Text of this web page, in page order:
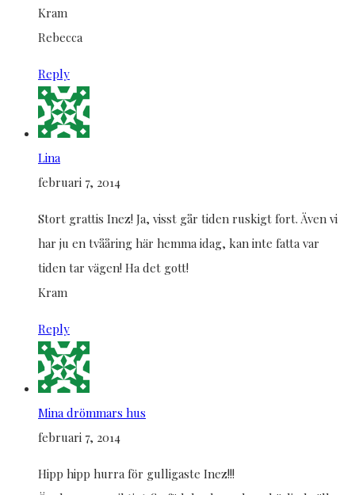
Kram
Rebecca
Reply
Lina
februari 7, 2014
Stort grattis Inez! Ja, visst går tiden ruskigt fort. Även vi
har ju en tvååring här hemma idag, kan inte fatta var
tiden tar vägen! Ha det gott!
Kram
Reply
Mina drömmars hus
februari 7, 2014
Hipp hipp hurra för gulligaste Inez!!!